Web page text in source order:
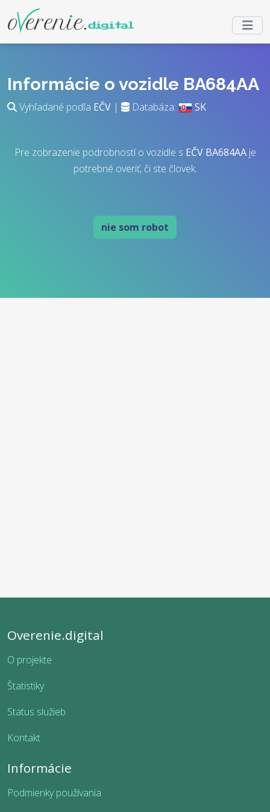
Informácie o vozidle BA684AA
Vyhľadané podľa EČV | Databáza: SK
Pre zobrazenie podrobností o vozidle s EČV BA684AAje
potrebné overiť, či ste človek.
nie som robot
Overenie.digital
O projekte
Štatistiky
Status služieb
Kontakt
Informácie
Podmienky používania